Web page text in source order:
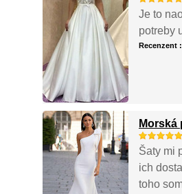
Je to
potreby
Recenzent
Morská
Šaty mi
ich
toho